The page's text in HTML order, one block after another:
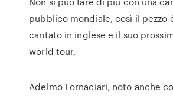
pubblico mondiale, così il pezzo
cantato in inglese e il suo
world tour,
Adelmo Fornaciari, noto anche